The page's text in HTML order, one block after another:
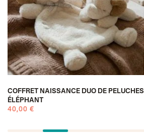
COFFRET NAISSANCE DUO DE PELUCHES
ÉLÉPHANT
40,00 €